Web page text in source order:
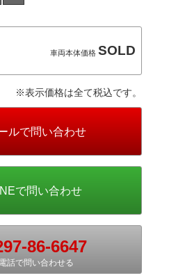
車両本体価格 SOLD
※表示価格は全て税込です。
86-6647
電話で問い合わせる